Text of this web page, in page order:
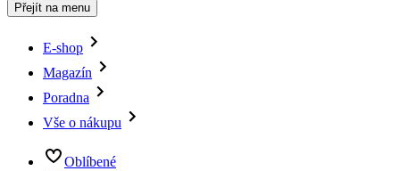
Přejít na menu
E-shop
Magazín
Poradna
Vše o nákupu
Oblíbené